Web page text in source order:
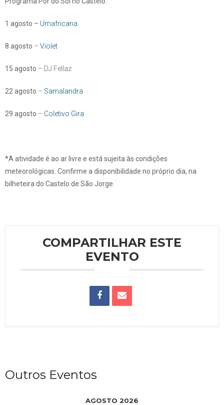
Outros Eventos
AGOSTO 2026
1 agosto – Umafricana
8 agosto – Violet
15 agosto – DJ Fellaz
22 agosto – Samalandra
29 agosto – Coletivo Gira
*A atividade é ao ar livre e está sujeita às condições
meteorológicas. Confirme a disponibilidade no próprio dia, na
bilheteira do Castelo de São Jorge.
COMPARTILHAR ESTE
EVENTO